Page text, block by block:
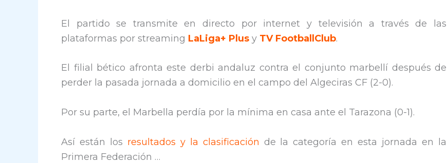
El partido se transmite en directo por internet y televisión a través de las
plataformas por streaming LaLiga+ Plus y TV FootballClub.
El filial bético afronta este derbi andaluz contra el conjunto marbellí después de
perder la pasada jornada a domicilio en el campo del Algeciras CF (2-0).
Por su parte, el Marbella perdía por la mínima en casa ante el Tarazona (0-1).
Así están los resultados y la clasificación de la categoría en esta jornada en la
Primera Federación …